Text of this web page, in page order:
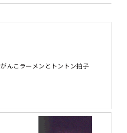
がんこラーメンとトントン拍子